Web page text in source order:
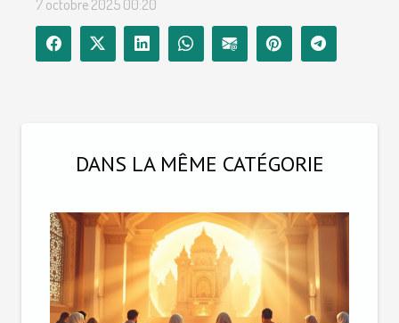
DANS LA MÊME CATÉGORIE
7 octobre 2025 00:20